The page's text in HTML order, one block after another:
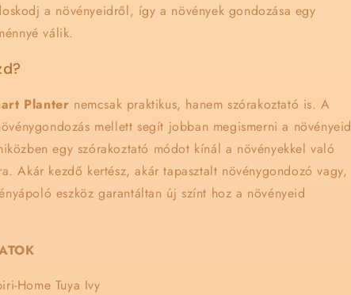
a növényeidről, így a növények gondozása egy
válik.
Planter nemcsak praktikus, hanem szórakoztató is. A
mellett segít jobban megismerni a növényeid
egy szórakoztató módot kínál a növényekkel való
Akár kezdő kertész, akár tapasztalt növénygondozó vagy,
eszköz garantáltan új színt hoz a növényeid
Home Tuya Ivy